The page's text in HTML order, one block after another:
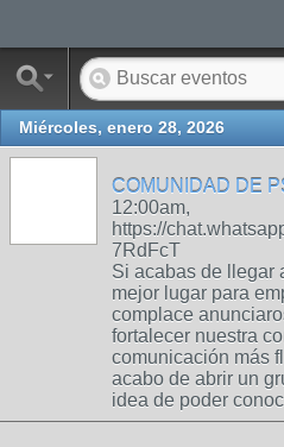
Miércoles, enero 28, 2026
COMUNIDAD DE
12:00am,
https://
7RdFcT
Si acabas de llegar
mejor lugar para
complace
fortalecer nuestra
comunicación más
acabo de abrir un
idea de poder